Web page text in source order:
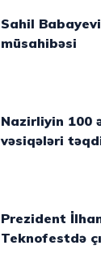
Sahil Babayevin “Dost Evi”dən
müsahibəsi
Nazirliyin 100 əməkdaşına YAP
vəsiqələri
Prezident İlham Əliyev
Teknofestdə